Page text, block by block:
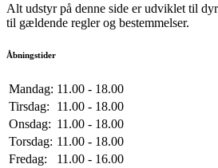
Alt udstyr på denne side er udviklet til
til gældende regler og bestemmelser.
Åbningstider
Mandag: 11.00 - 18.00
Tirsdag:
11.00 - 18.00
Onsdag: 11.00 - 18.00
Torsdag: 11.00 - 18.00
Fredag:
11.00 - 16.00